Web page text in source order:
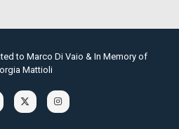
to Marco Di Vaio & In Memory of
Mattioli